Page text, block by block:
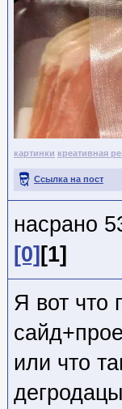
картинки креативная
Ссылка на пост
насрано
[0] [1]
Я вот что
или что